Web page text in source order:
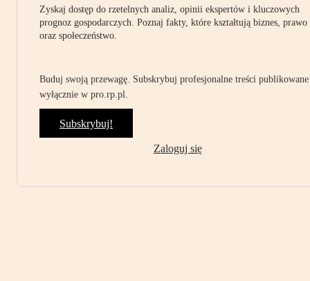
Zyskaj dostęp do rzetelnych analiz, opinii ekspertów i kluczowych
prognoz gospodarczych. Poznaj fakty, które kształtują biznes, prawo
oraz społeczeństwo.
Buduj swoją przewagę. Subskrybuj profesjonalne treści publikowane
wyłącznie w pro.rp.pl.
Subskrybuj!
Zaloguj się